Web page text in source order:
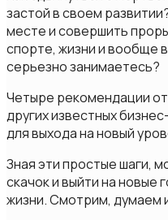
застой в своем
месте и совершить
спорте, жизни и вообще
серьезно занимаетесь?
Четыре рекомендации
других известных
для выхода на новый
Зная эти простые шаги,
скачок и выйти на новые
жизни. Смотрим, думаем